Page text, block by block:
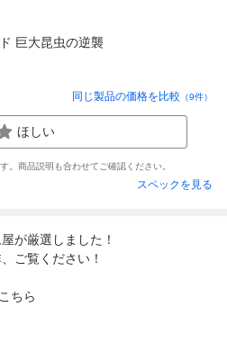
巨大昆虫の逆襲
同じ製品の価格を比較 （9件）
ほしい
。商品説明も合わせてご確認ください。
スペックを見る
が厳選しました！
ご覧ください！
ちら